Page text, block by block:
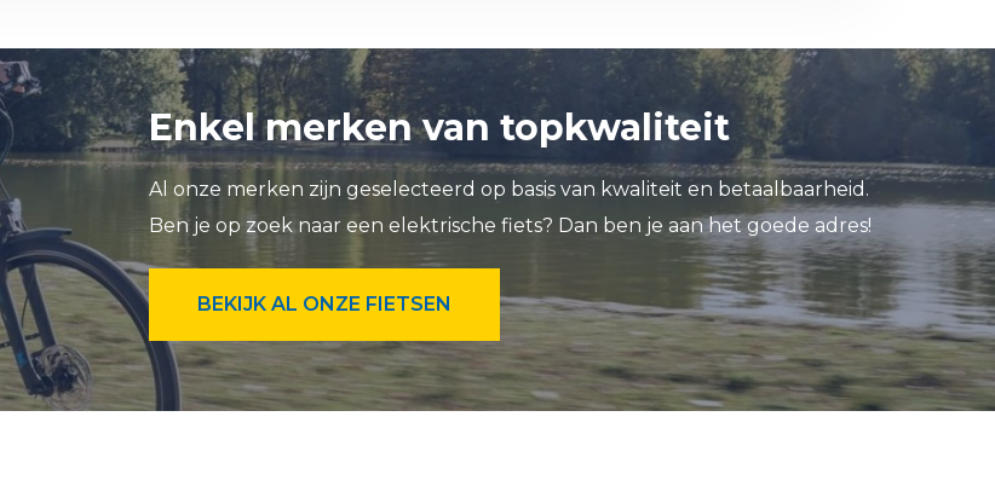
Enkel merken van topkwaliteit
Al onze merken zijn geselecteerd op basis van kwaliteit en betaalbaarheid.
Ben je op zoek naar een elektrische fiets? Dan ben je aan het goede adres!
BEKIJK AL ONZE FIETSEN